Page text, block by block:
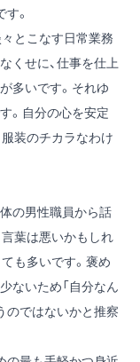
。
とこなす日常業務
くせに、仕事を仕上
多いです。それゆ
。自分の心を安定
装のチカラなわけ
の男性職員から話
言葉は悪いかもしれ
も多いです。褒め
ないため「自分なん
のではないかと推察